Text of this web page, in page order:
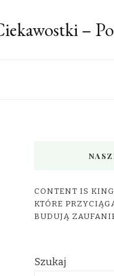
–
CONTENT IS
KTÓRE
BUDUJĄ
Szukaj